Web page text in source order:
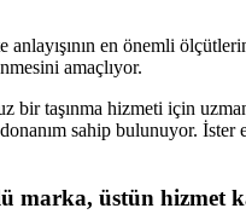
en önemli
amaçlıyor.
taşınma hizmeti için
sahip bulunuyor.
marka, üstün hizmet